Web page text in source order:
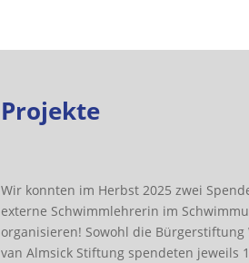
Projekte
Wir konnten im Herbst 2025 zwei
externe Schwimmlehrerin im
organisieren! Sowohl die
van Almsick Stiftung spendeten jeweils